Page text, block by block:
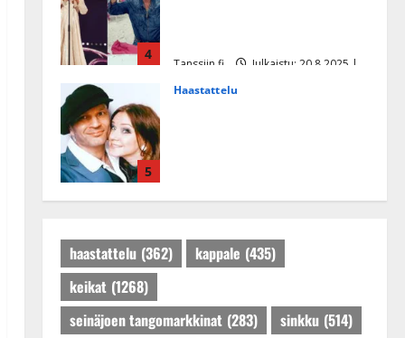
4
Tanssiin.fi
Julkaistu: 20.8.2025 |
5
Haastattelu
Tanssiin.fi
Julkaistu: 27.4.2025 |
haastattelu (362) kappale (435)
keikat (1268)
seinäjoen tangomarkkinat (283) sinkku (514)